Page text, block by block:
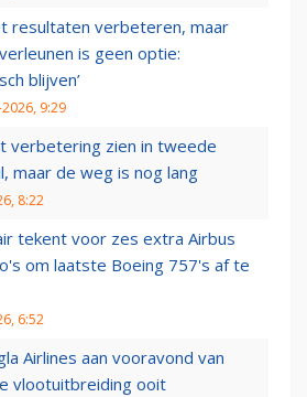
resultaten verbeteren, maar
is geen optie:
blijven’
9:29
verbetering zien in tweede
maar de weg is nog lang
8:22
tekent voor zes extra Airbus
om laatste Boeing 757's af te
6:52
Airlines aan vooravond van
vlootuitbreiding ooit